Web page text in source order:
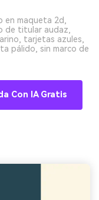
maqueta 2d,
de titular audaz,
tarjetas azules,
pálido, sin marco de
Con IA Gratis